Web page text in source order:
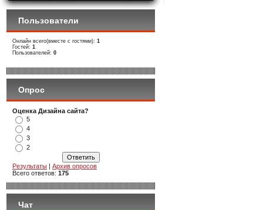
Пользователи
Онлайн всего(вместе с гостями): 1
Гостей: 1
Пользователей: 0
Опрос
Оценка Дизайна сайта?
5
4
3
2
Результаты | Архив опросов
Всего ответов: 175
Чат